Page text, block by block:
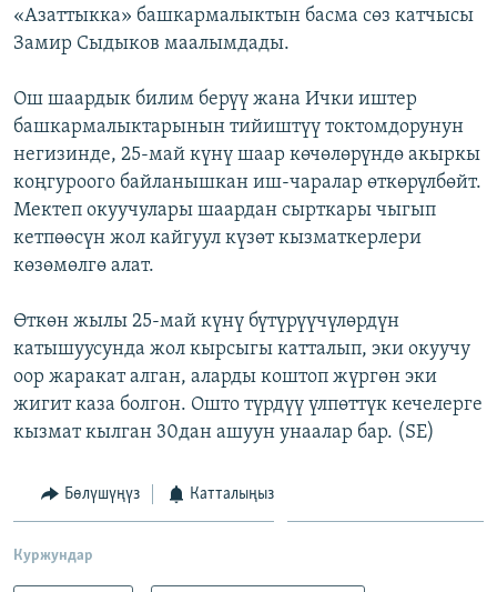
ЭЕ/АРнун бардык сайттары
«Азаттыкка» башкармалыктын басма сөз катчысы
Замир Сыдыков маалымдады.
Ош шаардык билим берүү жана Ички иштер
башкармалыктарынын тийиштүү токтомдорунун
негизинде, 25-май күнү шаар көчөлөрүндө акыркы
коңгуроого байланышкан иш-чаралар өткөрүлбөйт.
Мектеп окуучулары шаардан сырткары чыгып
кетпөөсүн жол кайгуул күзөт кызматкерлери
көзөмөлгө алат.
Өткөн жылы 25-май күнү бүтүрүүчүлөрдүн
катышуусунда жол кырсыгы катталып, эки окуучу
оор жаракат алган, аларды коштоп жүргөн эки
жигит каза болгон. Ошто түрдүү үлпөттүк кечелерге
кызмат кылган 30дан ашуун унаалар бар. (SE)
Бөлүшүңүз Катталыңыз
Куржундар